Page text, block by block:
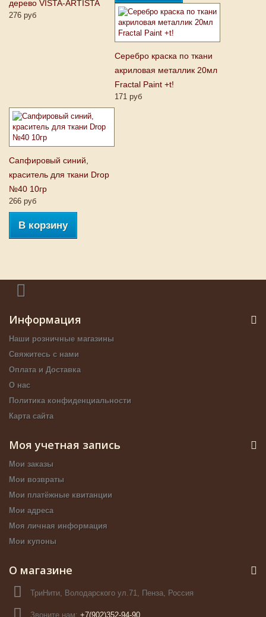
дерево VISTA-ARTISTA
276 руб
Серебро краска по ткани
акриловая металлик 20мл
Fractal Paint +t!
171 руб
Сапфировый синий,
краситель для ткани Drop
№40 10гр
266 руб
В корзину
Информация
Наши розничные магазины
Свяжитесь с нами
Оплата и Доставка
О нас
Политика конфиденциальности
Карта сайта
Моя учетная запись
Мои заказы
Мои возвраты
Мои платёжные квитанции
Мои адреса
Моя личная информация
Мои купоны
О магазине
ТриНити, Володарского ул.71, Пенза, Россия
Звоните нам: +7(902)352-94-90